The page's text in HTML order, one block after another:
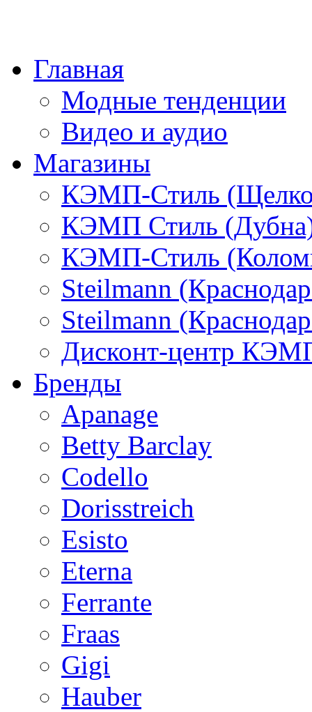
Главная
Модные тенденции
Видео и аудио
Магазины
КЭМП-Стиль
КЭМП Стиль
КЭМП-Стиль
Steilmann
Steilmann
Дисконт-центр
Бренды
Apanage
Betty Barclay
Codello
Dorisstreich
Esisto
Eterna
Ferrante
Fraas
Gigi
Hauber